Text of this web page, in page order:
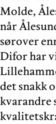
Molde,
når
sørover
Difor har
det snakk
kvarandre